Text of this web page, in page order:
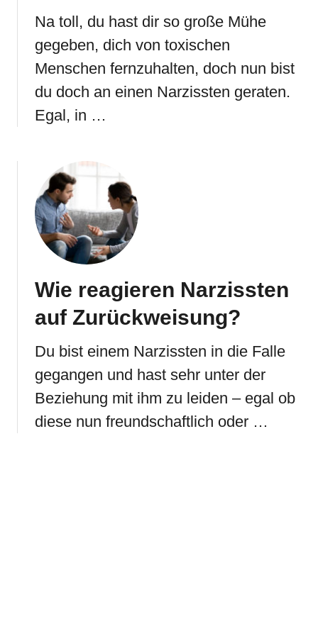
Na toll, du hast dir so große Mühe
gegeben, dich von toxischen
Menschen fernzuhalten, doch nun bist
du doch an einen Narzissten geraten.
Egal, in …
Wie reagieren Narzissten
auf Zurückweisung?
Du bist einem Narzissten in die Falle
gegangen und hast sehr unter der
Beziehung mit ihm zu leiden – egal ob
diese nun freundschaftlich oder …